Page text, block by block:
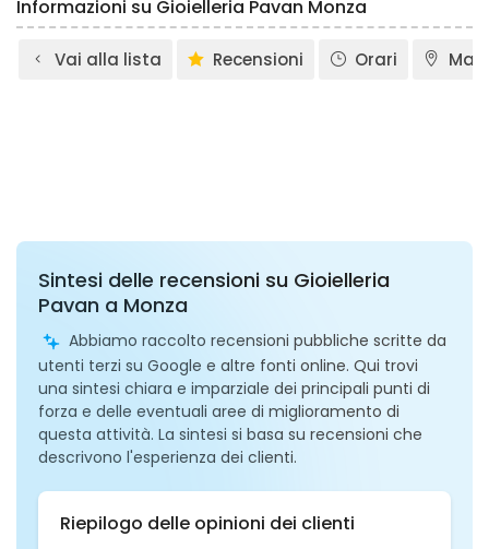
Informazioni su Gioielleria Pavan Monza
Vai alla lista Recensioni Orari
Sintesi delle recensioni su Gioielleria
Pavan a Monza
Abbiamo raccolto recensioni pubbliche scritte da
utenti terzi su Google e altre fonti online. Qui trovi
una sintesi chiara e imparziale dei principali punti di
forza e delle eventuali aree di miglioramento di
questa attività. La sintesi si basa su recensioni che
descrivono l'esperienza dei clienti.
Riepilogo delle opinioni dei clienti